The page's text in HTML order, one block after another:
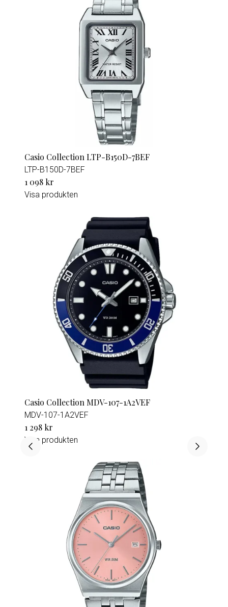
Casio Collection LTP-B150D-7BEF
LTP-B150D-7BEF
1 098 kr
Visa produkten
Casio Collection MDV-107-1A2VEF
MDV-107-1A2VEF
1 298 kr
Visa produkten